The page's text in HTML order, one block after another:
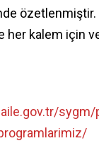
özetlenmiştir.
her kalem için